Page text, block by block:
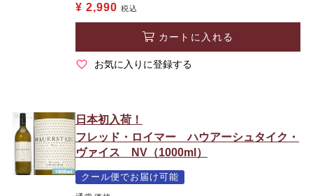
¥ 2,990 税込
カートに入れる
お気に入りに登録する
日本初入荷！
フレッド・ロイマー ハウアーシュタイク・
ヴァイス NV（1000ml）
クール便でお届け可能